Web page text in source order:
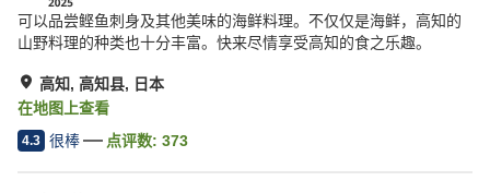
可以品尝鲣鱼刺身及其他美味的海鲜料理。不仅仅是海鲜，高知的
山野料理的种类也十分丰富。快来尽情享受高知的食之乐趣。
高知, 高知县, 日本
在地图上查看
4.3 很棒 点评数: 373